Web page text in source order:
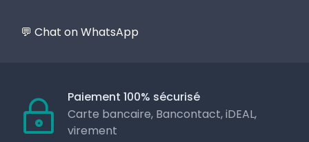
💬 Chat on WhatsApp
Paiement 100% sécurisé
Carte bancaire, Bancontact, iDEAL,
virement